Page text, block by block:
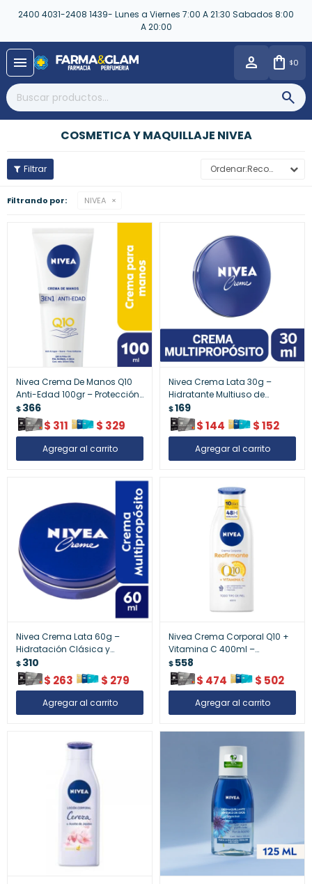
2400 4031-2408 1439- Lunes a Viernes 7:00 A 21:30 Sabados 8:00
A 20:00
menu $0
COSMETICA Y MAQUILLAJE NIVEA
Recomendados
Filtrando por: NIVEA
Nivea Crema De Manos Q10
Anti-Edad 100gr – Protección
Y Rejuvenecimiento
$366
$ 311 $ 329
Nivea Crema Lata 30g –
Hidratante Multiuso de
Bolsillo
$169
$144 $152
Nivea Crema Lata 60g –
Hidratación Clásica y
Protección de la Piel
$310
$ 263 $ 279
Nivea Crema Corporal Q10 +
Vitamina C 400ml –
Reafirma y Revitaliza la Piel
$558
$ 474 $ 502